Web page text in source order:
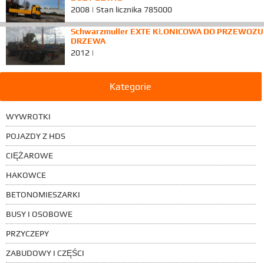
2008 | Stan licznika 785000
Schwarzmuller EXTE KŁONICOWA DO PRZEWOZU
DRZEWA
2012 |
Kategorie
WYWROTKI
POJAZDY Z HDS
CIĘŻAROWE
HAKOWCE
BETONOMIESZARKI
BUSY I OSOBOWE
PRZYCZEPY
ZABUDOWY I CZĘŚCI